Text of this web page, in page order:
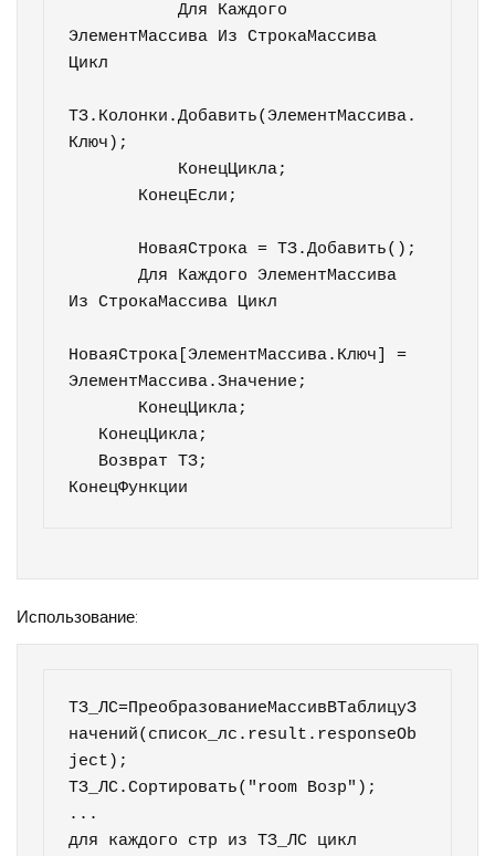
           Для Каждого
ЭлементМассива Из СтрокаМассива
Цикл
ТЗ.Колонки.Добавить(ЭлементМассива.
Ключ);
       Для Каждого ЭлементМассива
Из СтрокаМассива Цикл
НоваяСтрока[ЭлементМассива.Ключ] =
ЭлементМассива.Значение;
КонецФункции
Использование:
ТЗ_ЛС=ПреобразованиеМассивВТаблицуЗ
начений(список_лс.result.responseOb
ject);
ТЗ_ЛС.Сортировать("room Возр");
...
для каждого стр из ТЗ_ЛС цикл